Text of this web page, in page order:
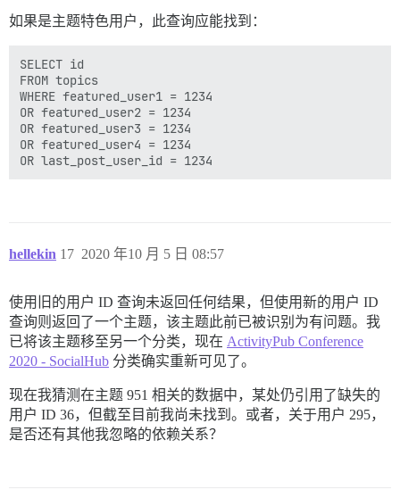
如果是主题特色用户，此查询应能找到：
SELECT id
FROM topics
WHERE featured_user1 = 1234
OR featured_user2 = 1234
OR featured_user3 = 1234
OR featured_user4 = 1234
hellekin 2020 年10 月 5 日 08:57
17
使用旧的用户 ID 查询未返回任何结果，但使用新的用户 ID
查询则返回了一个主题，该主题此前已被识别为有问题。我
已将该主题移至另一个分类，现在 ActivityPub Conference
2020 - SocialHub 分类确实重新可见了。
现在我猜测在主题 951 相关的数据中，某处仍引用了缺失的
用户 ID 36，但截至目前我尚未找到。或者，关于用户 295，
是否还有其他我忽略的依赖关系？